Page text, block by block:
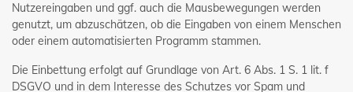
Nutzereingaben und ggf. auch die Mausbewegungen werden
genutzt, um abzuschätzen, ob die Eingaben von einem Menschen
oder einem automatisierten Programm stammen.
Die Einbettung erfolgt auf Grundlage von Art. 6 Abs. 1 S. 1 lit. f
DSGVO und in dem Interesse des Schutzes vor Spam und